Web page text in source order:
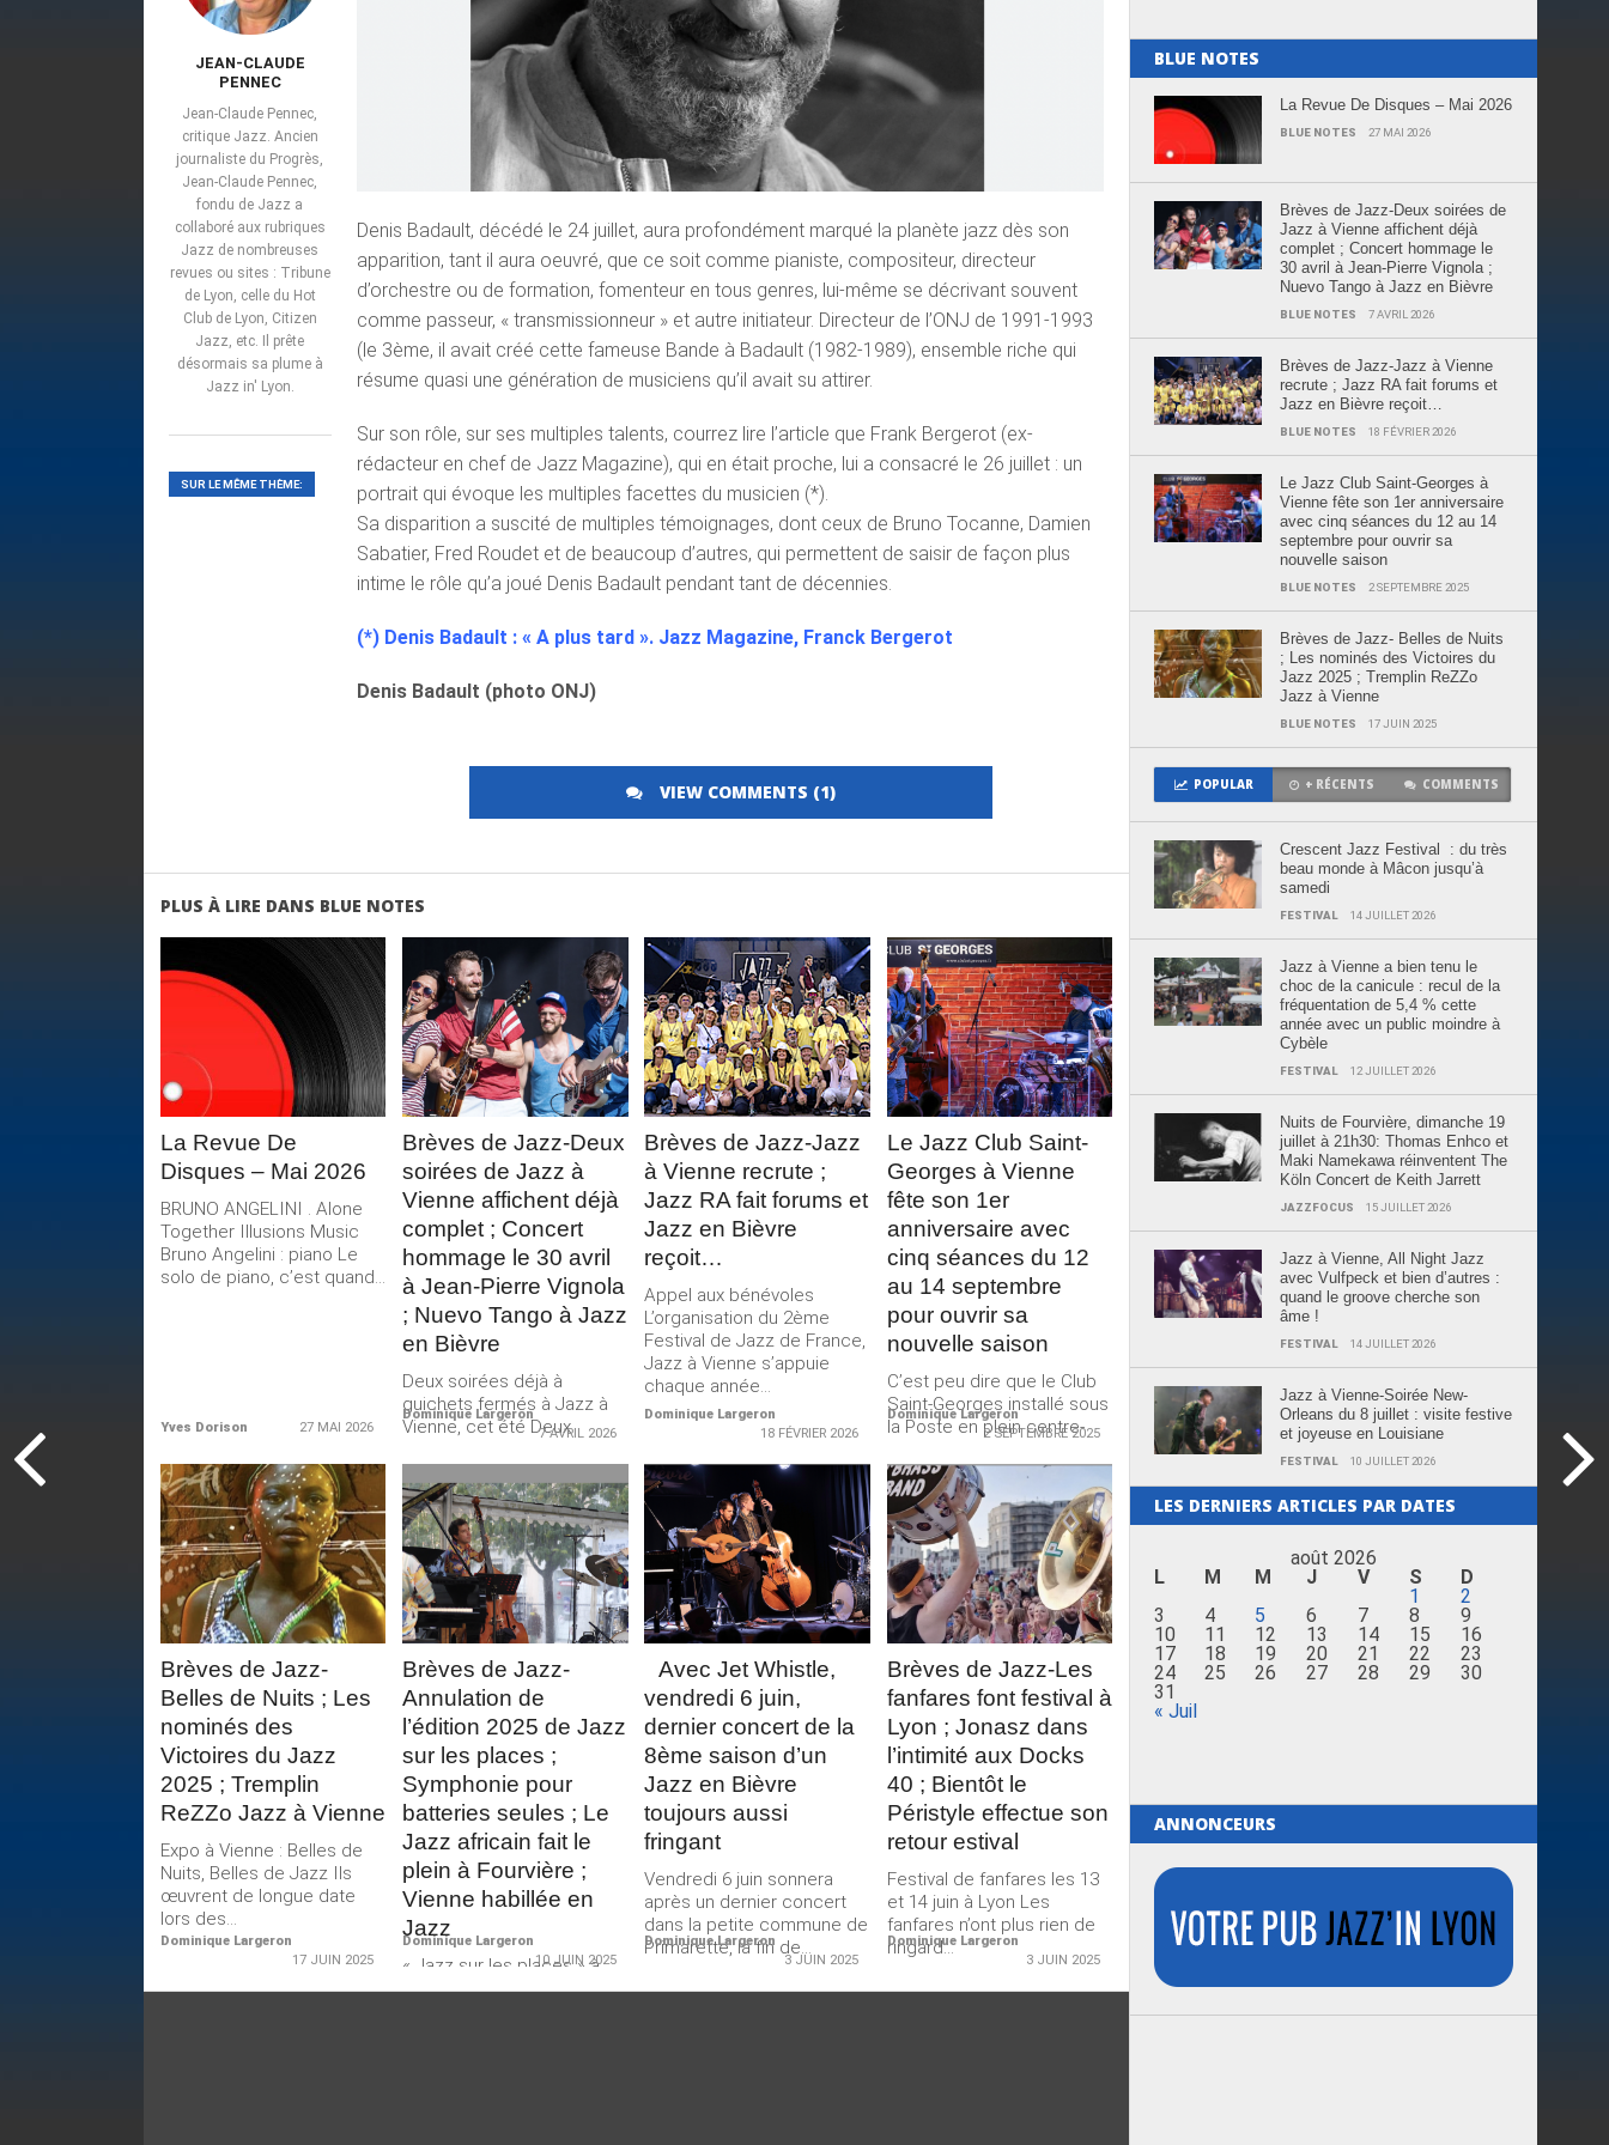
Denis Badault, décédé le 24 juillet, aura profondément marqué la planète jazz dès son
apparition, tant il aura oeuvré, que ce soit comme pianiste, compositeur, directeur
d’orchestre ou de formation, fomenteur en tous genres, lui-même se décrivant souvent
comme passeur, « transmissionneur » et autre initiateur. Directeur de l’ONJ de 1991-1993
(le 3ème, il avait créé cette fameuse Bande à Badault (1982-1989), ensemble riche qui
résume quasi une génération de musiciens qu’il avait su attirer.
Sur son rôle, sur ses multiples talents, courrez lire l’article que Frank Bergerot (ex-
rédacteur en chef de Jazz Magazine), qui en était proche, lui a consacré le 26 juillet : un
portrait qui évoque les multiples facettes du musicien (*).
Sa disparition a suscité de multiples témoignages, dont ceux de Bruno Tocanne, Damien
Sabatier, Fred Roudet et de beaucoup d’autres, qui permettent de saisir de façon plus
intime le rôle qu’a joué Denis Badault pendant tant de décennies.
(*) Denis Badault : « A plus tard ». Jazz Magazine, Franck Bergerot
Denis Badault (photo ONJ)
VIEW COMMENTS (1)
JEAN-CLAUDE
PENNEC
Jean-Claude Pennec,
critique Jazz. Ancien
journaliste du Progrès,
Jean-Claude Pennec,
fondu de Jazz a
collaboré aux rubriques
Jazz de nombreuses
revues ou sites : Tribune
de Lyon, celle du Hot
Club de Lyon, Citizen
Jazz, etc. Il prête
désormais sa plume à
Jazz in' Lyon.
SUR LE MÊME THÈME:
PLUS À LIRE DANS BLUE NOTES
LIRE LA
SUITE
La Revue De
Disques – Mai 2026
BRUNO ANGELINI . Alone
Together Illusions Music
Bruno Angelini : piano Le
solo de piano, c’est quand...
Yves Dorison 27 MAI 2026
LIRE LA
SUITE
Brèves de Jazz-Deux
soirées de Jazz à
Vienne affichent déjà
complet ; Concert
hommage le 30 avril
à Jean-Pierre Vignola
; Nuevo Tango à Jazz
en Bièvre
Deux soirées déjà à
guichets fermés à Jazz à
Vienne, cet été Deux
Dominique Largeron
7 AVRIL 2026
LIRE LA
SUITE
Brèves de Jazz-Jazz
à Vienne recrute ;
Jazz RA fait forums et
Jazz en Bièvre
reçoit…
Appel aux bénévoles
L’organisation du 2ème
Festival de Jazz de France,
Jazz à Vienne s’appuie
chaque année...
Dominique Largeron
18 FÉVRIER 2026
LIRE LA
SUITE
Le Jazz Club Saint-
Georges à Vienne
fête son 1er
anniversaire avec
cinq séances du 12
au 14 septembre
pour ouvrir sa
nouvelle saison
C’est peu dire que le Club
Saint-Georges installé sous
la Poste en plein centre-
Dominique Largeron
2 SEPTEMBRE 2025
LIRE LA
SUITE
Brèves de Jazz-
Belles de Nuits ; Les
nominés des
Victoires du Jazz
2025 ; Tremplin
ReZZo Jazz à Vienne
Expo à Vienne : Belles de
Nuits, Belles de Jazz Ils
œuvrent de longue date
lors des...
Dominique Largeron
17 JUIN 2025
LIRE LA
SUITE
Brèves de Jazz-
Annulation de
l’édition 2025 de Jazz
sur les places ;
Symphonie pour
batteries seules ; Le
Jazz africain fait le
plein à Fourvière ;
Vienne habillée en
Jazz
« Jazz sur les places » à
Lyon obligé d’annuler son
Dominique Largeron
10 JUIN 2025
LIRE LA
SUITE
Avec Jet Whistle,
vendredi 6 juin,
dernier concert de la
8ème saison d’un
Jazz en Bièvre
toujours aussi
fringant
Vendredi 6 juin sonnera
après un dernier concert
dans la petite commune de
Primarette, la fin de...
Dominique Largeron
3 JUIN 2025
LIRE LA
SUITE
Brèves de Jazz-Les
fanfares font festival à
Lyon ; Jonasz dans
l’intimité aux Docks
40 ; Bientôt le
Péristyle effectue son
retour estival
Festival de fanfares les 13
et 14 juin à Lyon Les
fanfares n’ont plus rien de
ringard...
Dominique Largeron
3 JUIN 2025
BLUE NOTES
La Revue De Disques – Mai 2026
BLUE NOTES 27 MAI 2026
Brèves de Jazz-Deux soirées de
Jazz à Vienne affichent déjà
complet ; Concert hommage le
30 avril à Jean-Pierre Vignola ;
Nuevo Tango à Jazz en Bièvre
BLUE NOTES 7 AVRIL 2026
Brèves de Jazz-Jazz à Vienne
recrute ; Jazz RA fait forums et
Jazz en Bièvre reçoit…
BLUE NOTES 18 FÉVRIER 2026
Le Jazz Club Saint-Georges à
Vienne fête son 1er anniversaire
avec cinq séances du 12 au 14
septembre pour ouvrir sa
nouvelle saison
BLUE NOTES 2 SEPTEMBRE 2025
Brèves de Jazz- Belles de Nuits
; Les nominés des Victoires du
Jazz 2025 ; Tremplin ReZZo
Jazz à Vienne
BLUE NOTES 17 JUIN 2025
POPULAR + RÉCENTS COMMENTS
Crescent Jazz Festival : du très
beau monde à Mâcon jusqu’à
samedi
FESTIVAL 14 JUILLET 2026
Jazz à Vienne a bien tenu le
choc de la canicule : recul de la
fréquentation de 5,4 % cette
année avec un public moindre à
Cybèle
FESTIVAL 12 JUILLET 2026
Nuits de Fourvière, dimanche 19
juillet à 21h30: Thomas Enhco et
Maki Namekawa réinventent The
Köln Concert de Keith Jarrett
JAZZFOCUS 15 JUILLET 2026
Jazz à Vienne, All Night Jazz
avec Vulfpeck et bien d’autres :
quand le groove cherche son
âme !
FESTIVAL 14 JUILLET 2026
Jazz à Vienne-Soirée New-
Orleans du 8 juillet : visite festive
et joyeuse en Louisiane
FESTIVAL 10 JUILLET 2026
LES DERNIERS ARTICLES PAR DATES
août 2026
L
M M J V S
D
1
2
3
4 5 6 7 8
9
10
11 12 13 14 15
16
17
18 19 20 21 22
23
24
25 26 27 28 29
30
31
« Juil
ANNONCEURS
Merci de Liker notre page Facebook !